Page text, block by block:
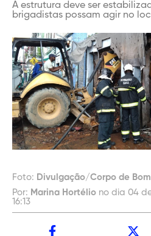
A estrutura deve ser
brigadistas possam agir no
Foto: Divulgação/Corpo de
Por: Marina Hortélio no dia 04
16:13